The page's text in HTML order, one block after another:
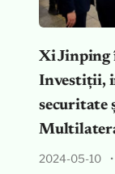
Xi Jinping
Investiții,
securitate
2024-05-10 •